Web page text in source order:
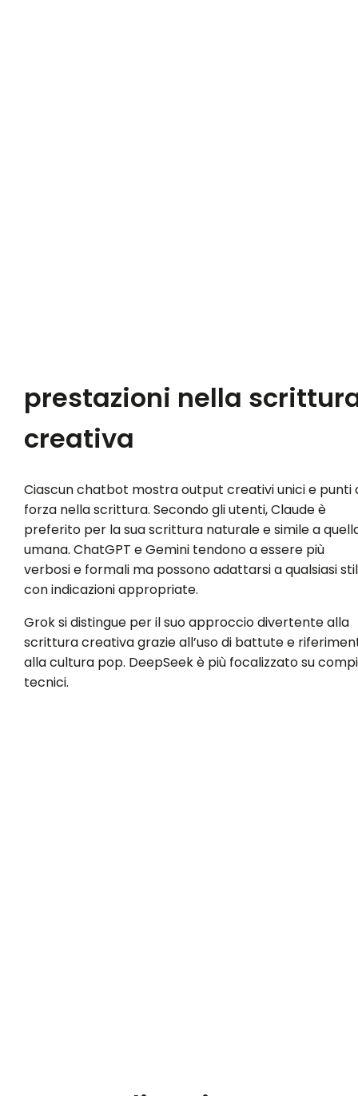
prestazioni nella
creativa
Ciascun chatbot mostra output creativi unici e punti
forza nella scrittura. Secondo gli utenti, Claude è
preferito per la sua scrittura naturale e simile a
umana. ChatGPT e Gemini tendono a essere più
verbosi e formali ma possono adattarsi a qualsiasi
con indicazioni appropriate.
Grok si distingue per il suo approccio divertente alla
scrittura creativa grazie all’uso di battute e
alla cultura pop. DeepSeek è più focalizzato su
tecnici.